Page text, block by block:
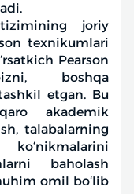
joriy
texnikumlari
Pearson
boshqa
etgan. Bu
akademik
talabalarning
baholash
omil bo‘lib